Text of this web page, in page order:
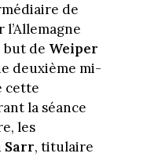
de
l’Allemagne
but de Weiper
deuxième mi-
cette
la séance
les
Sarr, titulaire